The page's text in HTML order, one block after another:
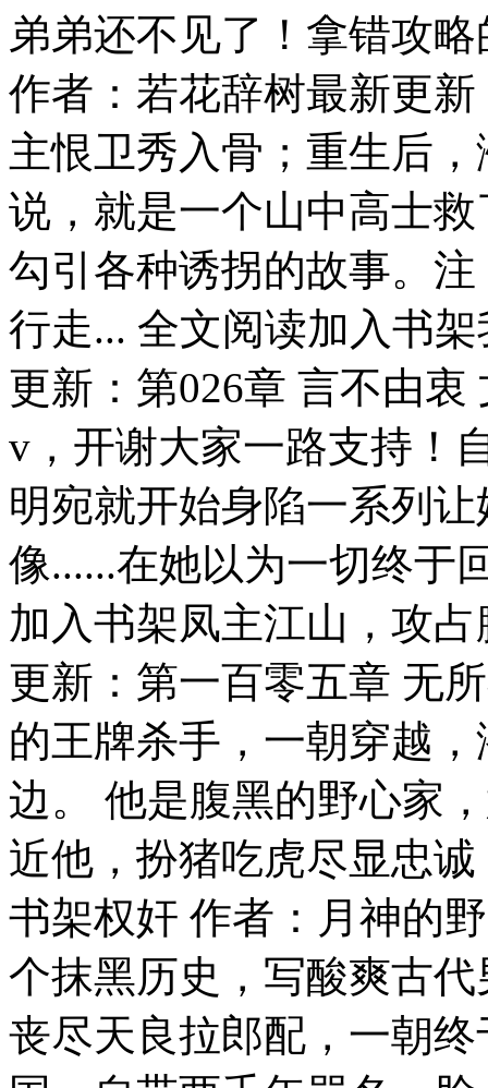
弟弟还不见了！拿错攻
作者：若花辞树最新更
主恨卫秀入骨；重生后
说，就是一个山中高士
勾引各种诱拐的故事。
行走... 全文阅读加入书
更新：第026章 言不由
v，开谢大家一路支持！
明宛就开始身陷一系列
像......在她以为一切终于
加入书架凤主江山，攻
更新：第一百零五章 无
的王牌杀手，一朝穿越
边。 他是腹黑的野心家
近他，扮猪吃虎尽显忠
书架权奸 作者：月神的
个抹黑历史，写酸爽古
丧尽天良拉郎配，一朝